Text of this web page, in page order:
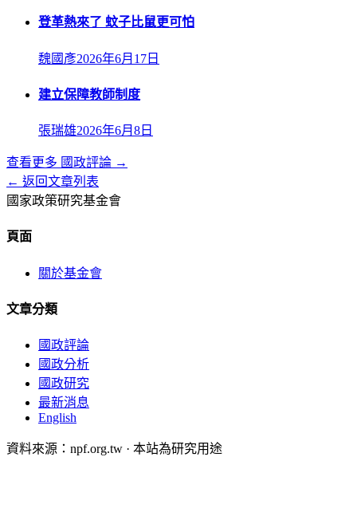
登革熱來了 蚊子比鼠更可怕
魏國彥2026年6月17日
建立保障教師制度
張瑞雄2026年6月8日
查看更多 國政評論 →
← 返回文章列表
國家政策研究基金會
頁面
關於基金會
文章分類
國政評論
國政分析
國政研究
最新消息
English
資料來源：npf.org.tw · 本站為研究用途